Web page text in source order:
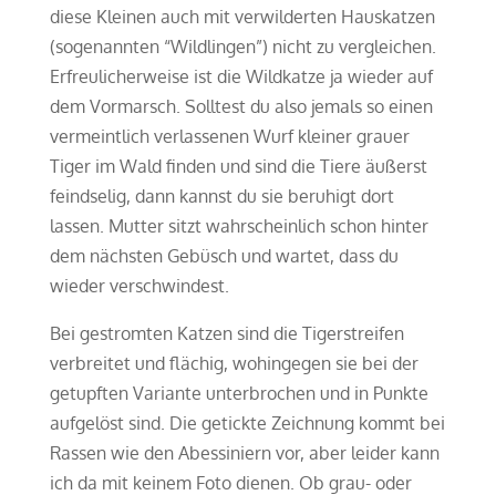
diese Kleinen auch mit verwilderten Hauskatzen
(sogenannten “Wildlingen”) nicht zu vergleichen.
Erfreulicherweise ist die Wildkatze ja wieder auf
dem Vormarsch. Solltest du also jemals so einen
vermeintlich verlassenen Wurf kleiner grauer
Tiger im Wald finden und sind die Tiere äußerst
feindselig, dann kannst du sie beruhigt dort
lassen. Mutter sitzt wahrscheinlich schon hinter
dem nächsten Gebüsch und wartet, dass du
wieder verschwindest.
Bei gestromten Katzen sind die Tigerstreifen
verbreitet und flächig, wohingegen sie bei der
getupften Variante unterbrochen und in Punkte
aufgelöst sind. Die getickte Zeichnung kommt bei
Rassen wie den Abessiniern vor, aber leider kann
ich da mit keinem Foto dienen. Ob grau- oder